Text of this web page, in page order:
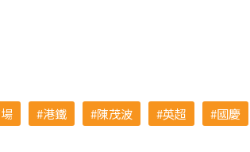
港鐵 陳茂波 英超 國慶